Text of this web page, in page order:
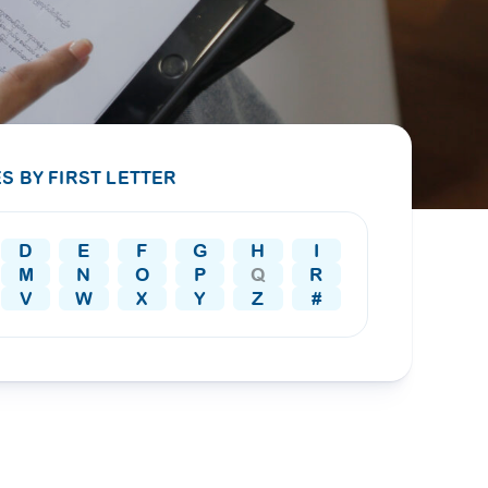
DISEASES AND CONDITIONS
22 APR 2026
ဆစ် ပြင်းထန်ကူးစက်ရောဂါ)
လီယွိုက်ဒိုးဆစ် ပြင်းထန်
ကူးစက်ရောဂါ...
PRESS RELEASE
29 AUG 2024
CLL HEALTH unveils
primary care
services
Yangon, Myanmar, 29
August 2024 — CLL
BY FIRST LETTER
D E F G H
I
M N O P Q
R
V W X Y Z #